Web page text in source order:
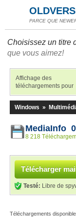
PARCE QUE
Choisissez un titre
que vous aimez!
Affichage des
téléchargements pour
Windows »
MediaInfo
8 218
Télécharger
Testé: Libre de
Téléchargements